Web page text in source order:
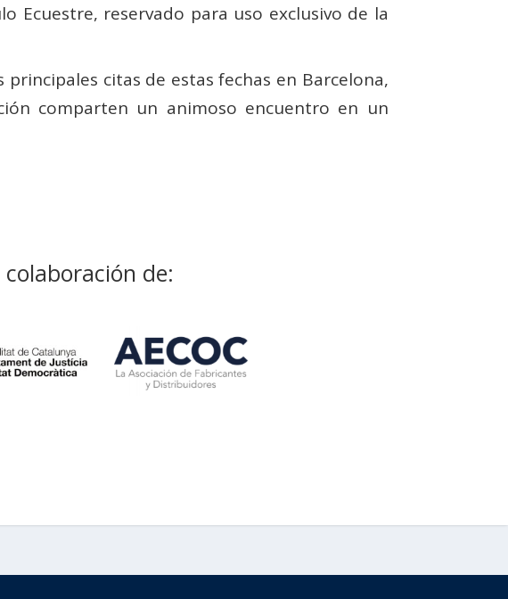
Ecuestre, reservado para uso exclusivo de la
citas de estas fechas en Barcelona,
comparten un animoso encuentro en un
colaboración de: